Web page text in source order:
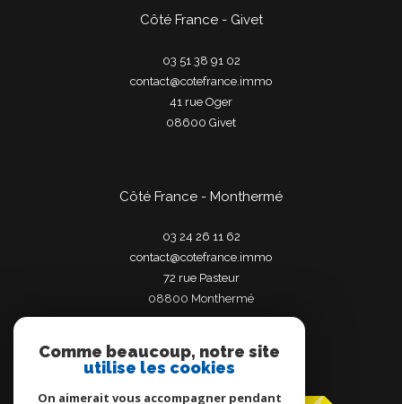
Côté France - Givet
03 51 38 91 02
contact@cotefrance.immo
41 rue Oger
08600
givet
Côté France - Monthermé
03 24 26 11 62
contact@cotefrance.immo
72 rue Pasteur
08800
monthermé
Adhérents
Comme beaucoup, notre site
utilise les cookies
On aimerait vous accompagner pendant